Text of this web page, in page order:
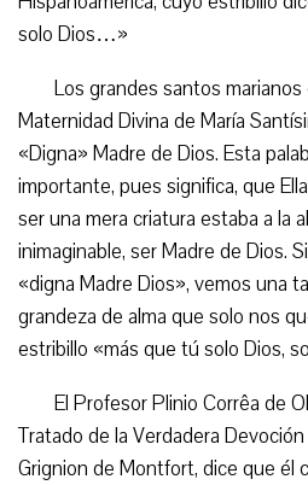
solo Dios…»
Los grandes santos
Maternidad Divina de María
«Digna» Madre de Dios. Esta
importante, pues significa, que
ser una mera criatura estaba a la
inimaginable, ser Madre de Dios.
«digna Madre Dios», vemos una
grandeza de alma que solo nos
estribillo «más que tú solo Dios,
El Profesor Plinio Corrêa de
Tratado de la Verdadera
Grignion de Montfort, dice que él